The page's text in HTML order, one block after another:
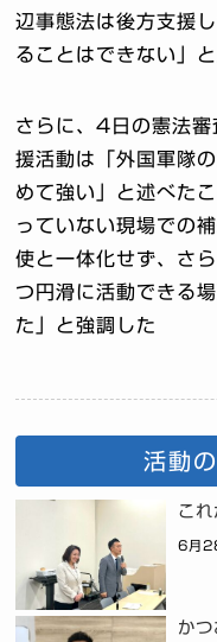
辺事態法は後方支援
ることはできない」と
さらに、4日の憲法
援活動は「外国軍隊
めて強い」と述べた
っていない現場での
使と一体化せず、さ
つ円滑に活動できる
た」と強調した
活動
こ
6月
かつ